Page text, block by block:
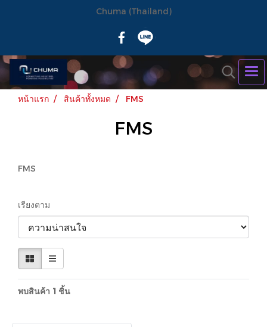
Chuma (Thailand)
หน้าแรก สินค้าทั้งหมด FMS
FMS
FMS
เรียงตาม
พบสินค้า 1 ชิ้น